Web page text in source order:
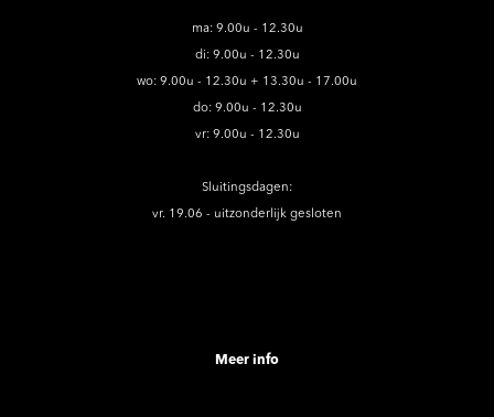
ma: 9.00u - 12.30u
di: 9.00u - 12.30u
wo: 9.00u - 12.30u + 13.30u - 17.00u
do: 9.00u - 12.30u
vr: 9.00u - 12.30u
Sluitingsdagen:
vr. 19.06 - uitzonderlijk gesloten
Meer info